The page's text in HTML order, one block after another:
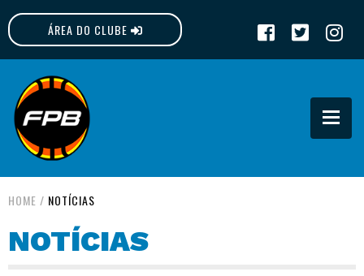
ÁREA DO CLUBE
FPB
HOME / NOTÍCIAS
NOTÍCIAS